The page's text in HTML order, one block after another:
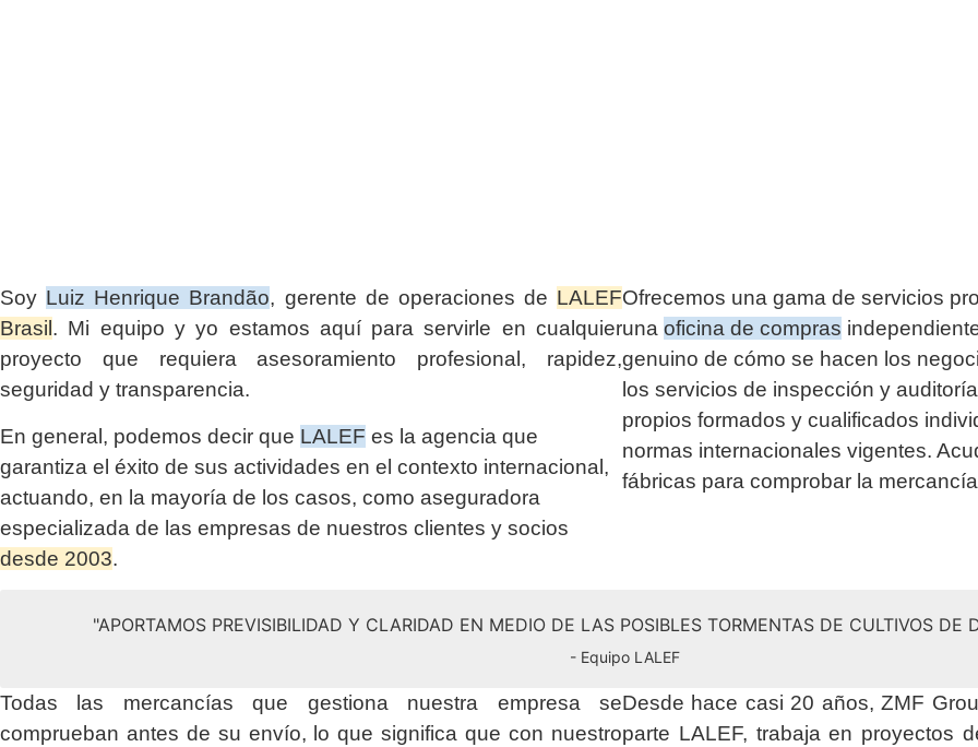
Soy Luiz Henrique Brandão, gerente de operaciones de LALEF
Brasil . Mi equipo y yo estamos aquí para servirle en cualquier
proyecto que requiera asesoramiento profesional, rapidez,
seguridad y transparencia.
En general, podemos decir que LALEF es la agencia que
garantiza el éxito de sus actividades en el contexto internacional,
actuando, en la mayoría de los casos, como aseguradora
especializada de las empresas de nuestros clientes y socios
desde 2003.
Ofrecemos una gama de servicios
una oficina de compras
genuino de cómo se hacen los
los servicios de inspección y
propios formados y cualificados
normas internacionales vigentes.
fábricas para comprobar la
"APORTAMOS PREVISIBILIDAD Y CLARIDAD EN MEDIO DE LAS POSIBLES TORMENTAS DE CULTIVOS DE
- Equipo LALEF
Todas las mercancías que gestiona nuestra empresa se
comprueban antes de su envío, lo que significa que con nuestro
Desde hace casi 20 años, ZMF
parte LALEF, trabaja en proyectos